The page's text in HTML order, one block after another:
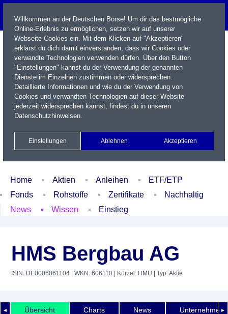
Name / WKN / ISIN / Kürzel
Xetra Realtime
Watchlist Portfolio Login
Home Aktien Anleihen
ETF/ETP
Fonds
Rohstoffe Zertifikate
Nachhaltig
News
Wissen Einstieg
HMS Bergbau AG
ISIN: DE0006061104 | WKN: 606110 | Kürzel: HMU | Typ: Aktie
◄ ►
Übersicht Charts News
Willkommen an der Deutschen Börse! Um dir das bestmögliche
Online-Erlebnis zu ermöglichen, setzen wir auf unserer
Webseite Cookies ein. Mit dem Klicken auf "Akzeptieren"
erklärst du dich damit einverstanden, dass wir Cookies oder
verwandte Technologien verwenden dürfen. Über den Button
"Einstellungen" kannst du der Verwendung der genannten
Dienste im Einzelnen zustimmen oder widersprechen.
Detaillierte Informationen und wie du der Verwendung von
Cookies und verwandten Technologien auf dieser Website
jederzeit widersprechen kannst, findest du in unseren
Datenschutzhinweisen.
Einstellungen Ablehnen Akzeptieren